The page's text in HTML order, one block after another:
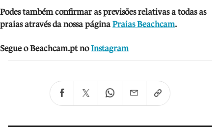
Podes também confirmar as previsões relativas a todas as
praias através da nossa páginaPraias Beachcam.
Segue o Beachcam.pt no Instagram